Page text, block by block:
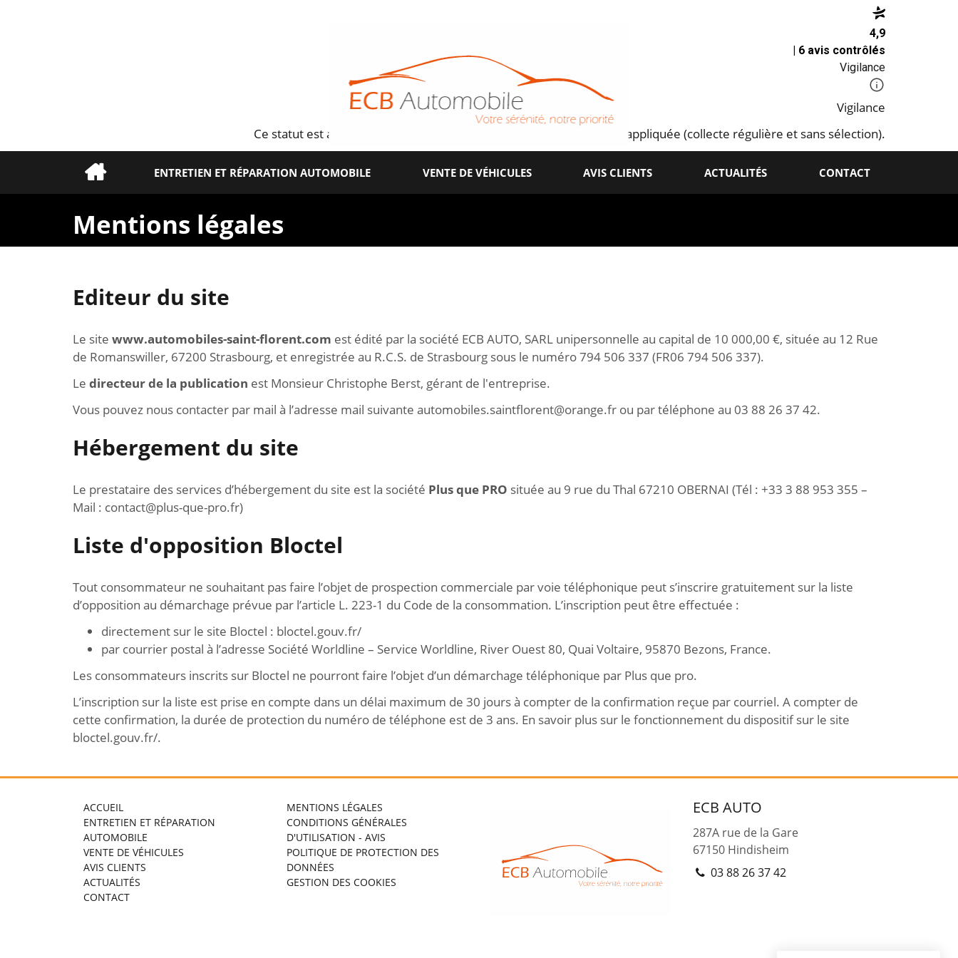
4,9
| 6 avis contrôlés
Vigilance
Vigilance
Ce statut est attribué lorsque notre méthode n'est pas strictement appliquée (collecte régulière et sans sélection).
ENTRETIEN ET RÉPARATION AUTOMOBILE VENTE DE VÉHICULES AVIS CLIENTS ACTUALITÉS CONTACT
Mentions légales
Editeur du site
Le site www.automobiles-saint-florent.com est édité par la société ECB AUTO, SARL unipersonnelle au capital de 10 000,00 €, située au 12 Rue
de Romanswiller, 67200 Strasbourg, et enregistrée au R.C.S. de Strasbourg sous le numéro 794 506 337 (FR06 794 506 337).
Le directeur de la publication est Monsieur Christophe Berst, gérant de l'entreprise.
Vous pouvez nous contacter par mail à l’adresse mail suivante automobiles.saintflorent@orange.fr ou par téléphone au 03 88 26 37 42.
Hébergement du site
Le prestataire des services d’hébergement du site est la société Plus que PRO située au 9 rue du Thal 67210 OBERNAI (Tél : +33 3 88 953 355 –
Mail : contact@plus-que-pro.fr)
Liste d'opposition Bloctel
Tout consommateur ne souhaitant pas faire l’objet de prospection commerciale par voie téléphonique peut s’inscrire gratuitement sur la liste
d’opposition au démarchage prévue par l’article L. 223-1 du Code de la consommation. L’inscription peut être effectuée :
directement sur le site Bloctel : bloctel.gouv.fr/
par courrier postal à l’adresse Société Worldline – Service Worldline, River Ouest 80, Quai Voltaire, 95870 Bezons, France.
Les consommateurs inscrits sur Bloctel ne pourront faire l’objet d’un démarchage téléphonique par Plus que pro.
L’inscription sur la liste est prise en compte dans un délai maximum de 30 jours à compter de la confirmation reçue par courriel. A compter de
cette confirmation, la durée de protection du numéro de téléphone est de 3 ans. En savoir plus sur le fonctionnement du dispositif sur le site
bloctel.gouv.fr/.
ACCUEIL
ENTRETIEN ET RÉPARATION
AUTOMOBILE
VENTE DE VÉHICULES
AVIS CLIENTS
ACTUALITÉS
CONTACT
MENTIONS LÉGALES
CONDITIONS GÉNÉRALES
D'UTILISATION - AVIS
POLITIQUE DE PROTECTION DES
DONNÉES
GESTION DES COOKIES
ECB AUTO
287A rue de la Gare
67150 Hindisheim
03 88 26 37 42